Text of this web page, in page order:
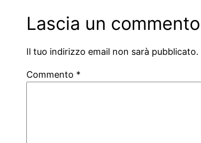
Lascia un commento
Il tuo indirizzo email non sarà pubblicato.
Commento *